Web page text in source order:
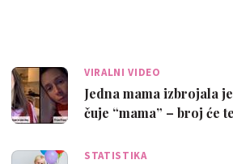
VIRALNI VIDEO
Jedna mama izbrojala
čuje “mama” – broj će
STATISTIKA